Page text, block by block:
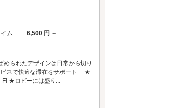
ム
6,500 円 ～
られたデザインは日常から切り
スで快適な滞在をサポート！ ★
Fi ★ロビーには盛り...